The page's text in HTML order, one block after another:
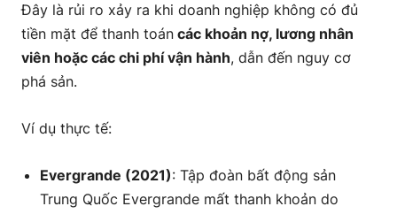
Đây là rủi ro xảy ra khi doanh nghiệp không có đủ
tiền mặt để thanh toán các khoản nợ, lương nhân
viên hoặc các chi phí vận hành, dẫn đến nguy cơ
phá sản.
Ví dụ thực tế:
Evergrande (2021): Tập đoàn bất động sản
Trung Quốc Evergrande mất thanh khoản do